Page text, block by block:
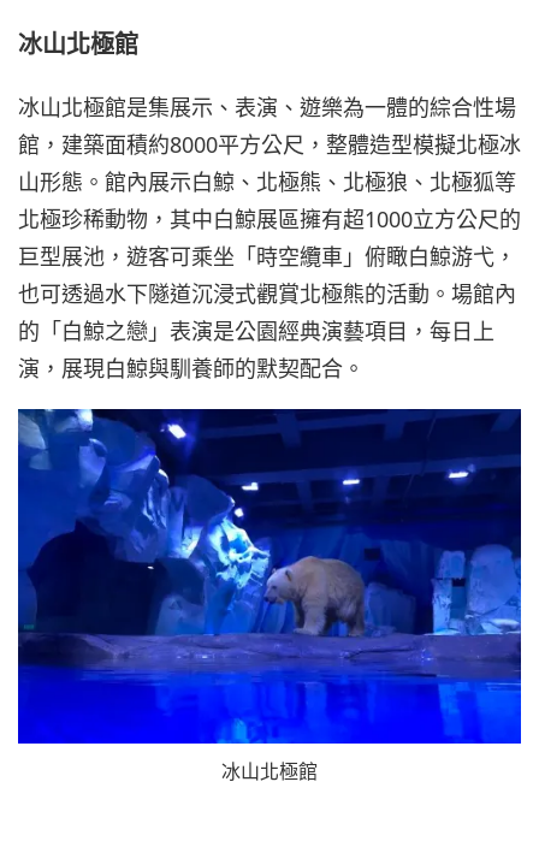
冰山北極館
冰山北極館是集展示、表演、遊樂為一體的綜合性場
館，建築面積約8000平方公尺，整體造型模擬北極冰
山形態。館內展示白鯨、北極熊、北極狼、北極狐等
北極珍稀動物，其中白鯨展區擁有超1000立方公尺的
巨型展池，遊客可乘坐「時空纜車」俯瞰白鯨游弋，
也可透過水下隧道沉浸式觀賞北極熊的活動。場館內
的「白鯨之戀」表演是公園經典演藝項目，每日上
演，展現白鯨與馴養師的默契配合。
冰山北極館